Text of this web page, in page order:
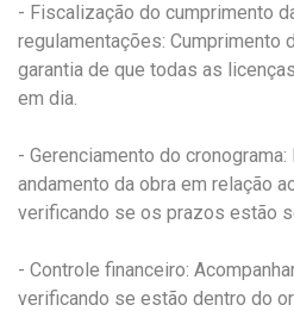
- Fiscalização do cumprimento
regulamentações: Cumprimento
garantia de que todas as
em dia.
- Gerenciamento do
andamento da obra em relação
verificando se os prazos estão
- Controle financeiro:
verificando se estão dentro do